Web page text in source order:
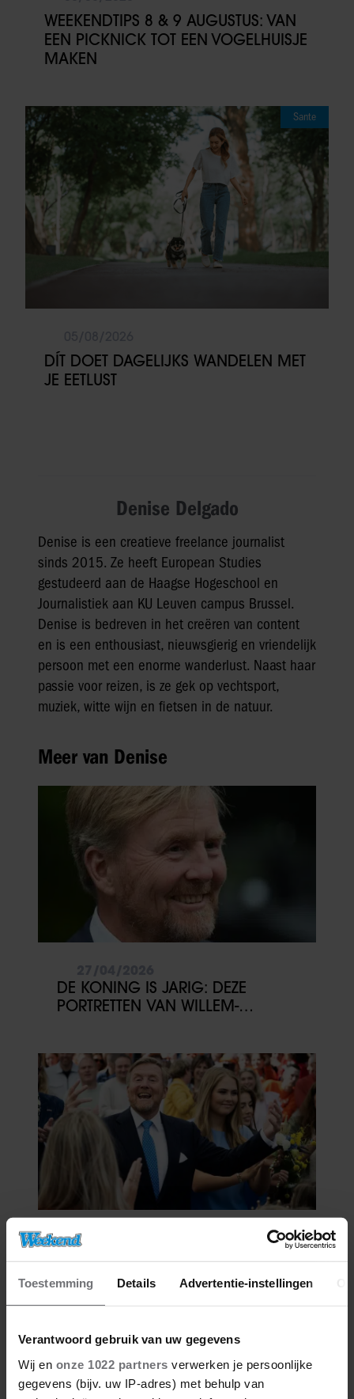
Toestemming Details Advertentie-instellingen
Verantwoord gebruik van uw gegevens
Wij en onze 1022 partners verwerken je persoonlijke
gegevens (bijv. uw IP-adres) met behulp van
WEEKENDTIPS 8 & 9 AUGUSTUS: VAN
EEN PICKNICK TOT EEN VOGELHUISJE
MAKEN
Sante
DÍT DOET DAGELIJKS WANDELEN MET
JE EETLUST
Denise Delgado
Denise is een creatieve freelance journalist
sinds 2015. Ze heeft European Studies
gestudeerd aan de Haagse Hogeschool en
Journalistiek aan KU Leuven campus Brussel.
Denise is bedreven in het creëren van content
en is een enthousiast, nieuwsgierig en vriendelijk
persoon met een enorme wanderlust. Naast haar
passie voor reizen, is ze gek op vechtsport,
muziek, witte wijn en fietsen in de natuur.
Meer van Denise
DE KONING IS JARIG: DEZE
PORTRETTEN VAN WILLEM-
27/04/2026
IN FRIESLAND